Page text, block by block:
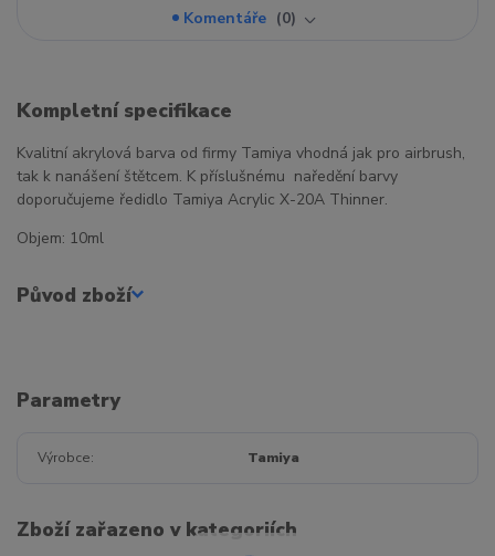
Komentáře
0
Kompletní specifikace
Kvalitní akrylová barva od firmy Tamiya vhodná jak pro airbrush,
tak k nanášení štětcem. K příslušnému naředění barvy
doporučujeme ředidlo Tamiya Acrylic X-20A Thinner.
Objem: 10ml
Původ zboží
Parametry
Výrobce Tamiya
Zboží zařazeno v kategoriích